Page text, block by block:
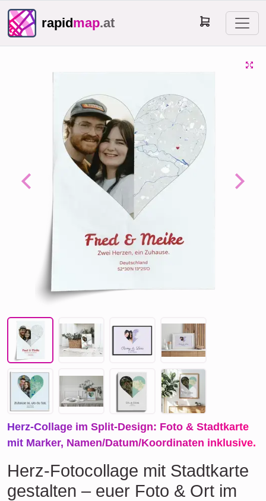
rapidmap.at
Previous Next
Herz-Collage im Split-Design: Foto & Stadtkarte
mit Marker, Namen/Datum/Koordinaten inklusive.
Herz-Fotocollage mit Stadtkarte
gestalten – euer Foto & Ort im